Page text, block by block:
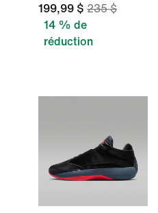
199,99 $ 235 $
14 % de
réduction